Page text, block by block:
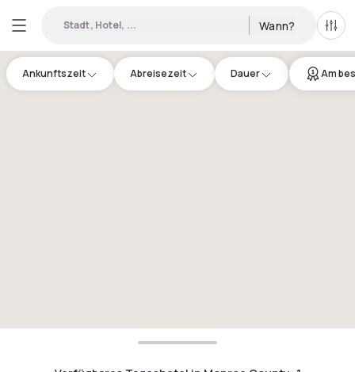
Stadt, Hotel, ... Wann? Alle
Ankunftszeit Abreisezeit Dauer Am